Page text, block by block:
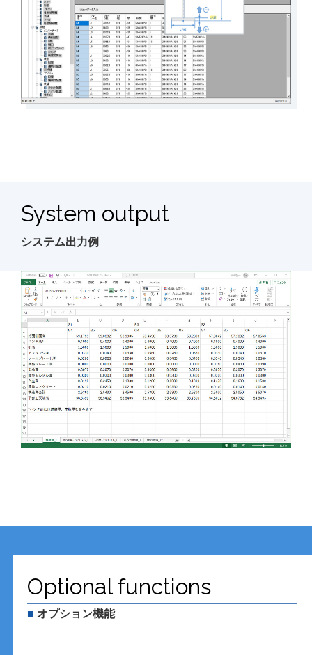
System output
システム出力例
Optional functions
■ オプション機能